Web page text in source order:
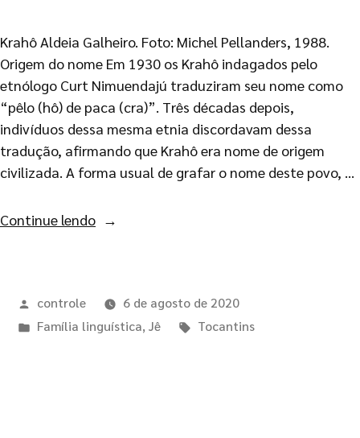
Krahô Aldeia Galheiro. Foto: Michel Pellanders, 1988.
Origem do nome Em 1930 os Krahô indagados pelo
etnólogo Curt Nimuendajú traduziram seu nome como
“pêlo (hô) de paca (cra)”. Três décadas depois,
indivíduos dessa mesma etnia discordavam dessa
tradução, afirmando que Krahô era nome de origem
civilizada. A forma usual de grafar o nome deste povo, …
Continue lendo
controle
6 de agosto de 2020
Família linguística, Jê Tocantins